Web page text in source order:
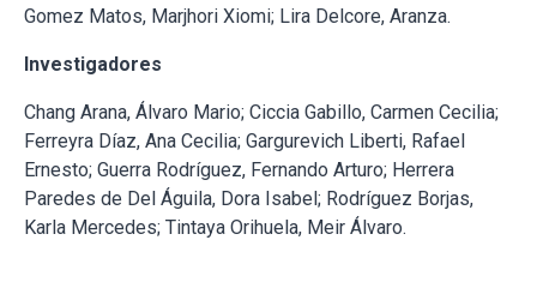
Gomez Matos, Marjhori Xiomi; Lira Delcore, Aranza.
Investigadores
Chang Arana, Álvaro Mario; Ciccia Gabillo, Carmen Cecilia;
Ferreyra Díaz, Ana Cecilia; Gargurevich Liberti, Rafael
Ernesto; Guerra Rodríguez, Fernando Arturo; Herrera
Paredes de Del Águila, Dora Isabel; Rodríguez Borjas,
Karla Mercedes; Tintaya Orihuela, Meir Álvaro.